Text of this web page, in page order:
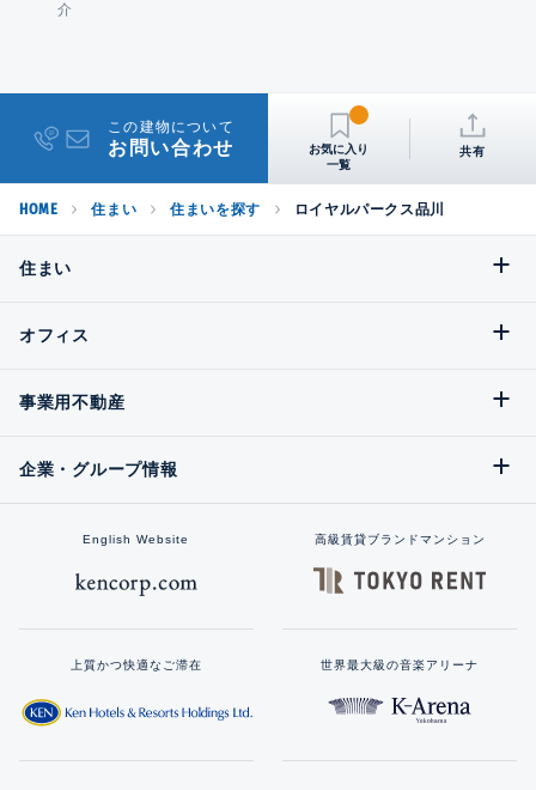
介
この建物について
お問い合わせ 共有
HOME 住まい 住まいを探す ロイヤルパークス品川
住まい
オフィス
事業用不動産
企業・グループ情報
English Website 高級賃貸ブランドマンション
上質かつ快適なご滞在 世界最大級の音楽アリーナ